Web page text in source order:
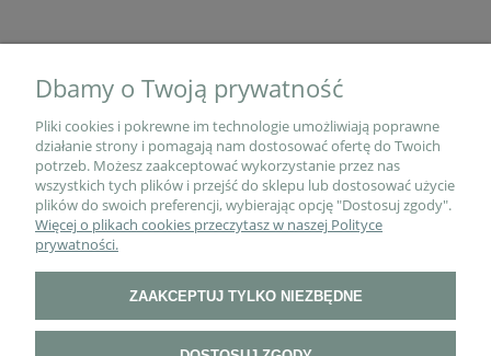
O NAS
PŁATNOŚCI I DOSTAWA
Dbamy o Twoją prywatność
Pliki cookies i pokrewne im technologie umożliwiają poprawne
działanie strony i pomagają nam dostosować ofertę do Twoich
potrzeb. Możesz zaakceptować wykorzystanie przez nas
wszystkich tych plików i przejść do sklepu lub dostosować użycie
plików do swoich preferencji, wybierając opcję "Dostosuj zgody".
Więcej o plikach cookies przeczytasz w naszej Polityce
prywatności.
ZAAKCEPTUJ TYLKO NIEZBĘDNE